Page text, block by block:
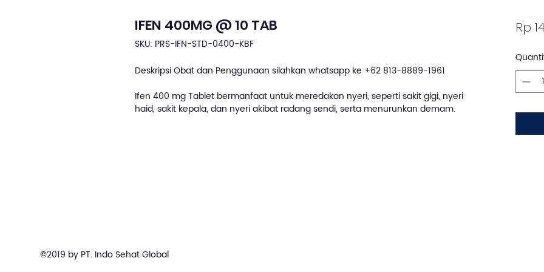
IFEN 400MG @ 10 TAB
SKU: PRS-IFN-STD-0400-KBF
Deskripsi Obat dan Penggunaan silahkan whatsapp ke +62 813-8889-1961
Ifen 400 mg Tablet bermanfaat untuk meredakan nyeri, seperti sakit gigi, nyeri
haid, sakit kepala, dan nyeri akibat radang sendi, serta menurunkan demam.
Rp
©2019 by PT. Indo Sehat Global